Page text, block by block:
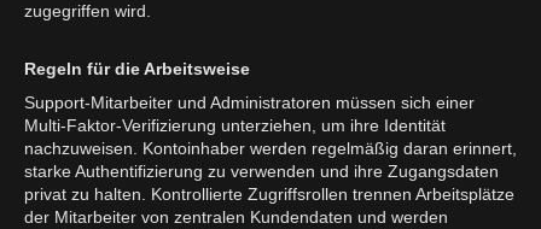
zugegriffen wird.
Regeln für die Arbeitsweise
Support-Mitarbeiter und Administratoren müssen sich einer
Multi-Faktor-Verifizierung unterziehen, um ihre Identität
nachzuweisen. Kontoinhaber werden regelmäßig daran erinnert,
starke Authentifizierung zu verwenden und ihre Zugangsdaten
privat zu halten. Kontrollierte Zugriffsrollen trennen Arbeitsplätze
der Mitarbeiter von zentralen Kundendaten und werden